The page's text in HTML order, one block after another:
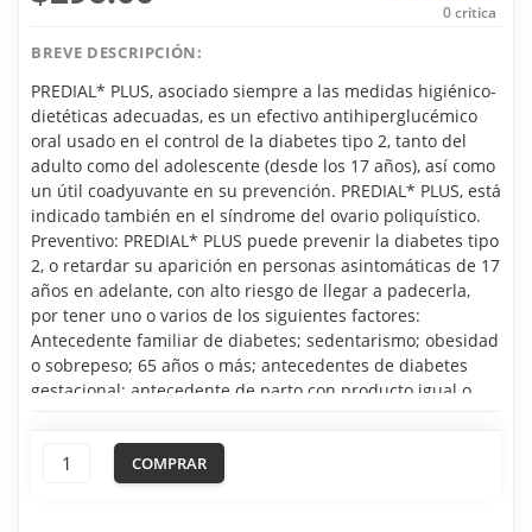
0critica
BREVE DESCRIPCIÓN:
PREDIAL* PLUS, asociado siempre a las medidas higiénico-
dietéticas adecuadas, es un efectivo antihiperglucémico
oral usado en el control de la diabetes tipo 2, tanto del
adulto como del adolescente (desde los 17 años), así como
un útil coadyuvante en su prevención. PREDIAL* PLUS, está
indicado también en el síndrome del ovario poliquístico.
Preventivo: PREDIAL* PLUS puede prevenir la diabetes tipo
2, o retardar su aparición en personas asintomáticas de 17
años en adelante, con alto riesgo de llegar a padecerla,
por tener uno o varios de los siguientes factores:
Antecedente familiar de diabetes; sedentarismo; obesidad
o sobrepeso; 65 años o más; antecedentes de diabetes
gestacional; antecedente de parto con producto igual o
trigliceridemia = 150 mg/dl ; HDL colesterol = 35 mg/dl;
glucemia en ayuno entre 110 y 125 mg/dl o capilar = 140
mg/dl; glucemia a las 2 horas poscarga de glucosa oral
COMPRAR